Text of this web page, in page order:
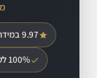
9.97 במידרג · 1,099 חוות דעת
100% לקוחות מרוצים